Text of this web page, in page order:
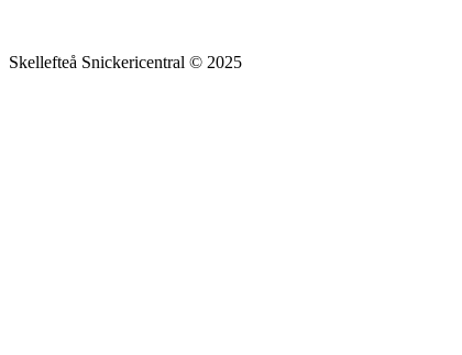
Skellefteå Snickericentral © 2025